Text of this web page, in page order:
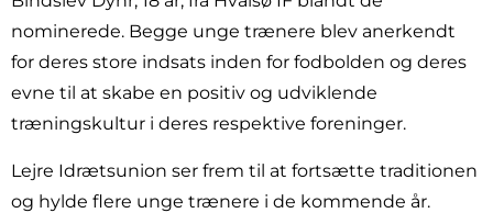
nominerede. Begge unge trænere blev anerkendt
for deres store indsats inden for fodbolden og deres
evne til at skabe en positiv og udviklende
træningskultur i deres respektive foreninger.
Lejre Idrætsunion ser frem til at fortsætte traditionen
og hylde flere unge trænere i de kommende år.